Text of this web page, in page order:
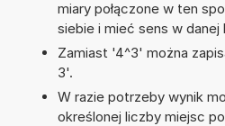
miary połączone w ten
siebie i mieć sens w danej
Zamiast '4^3' można
3'.
W razie potrzeby wynik
określonej liczby miejsc